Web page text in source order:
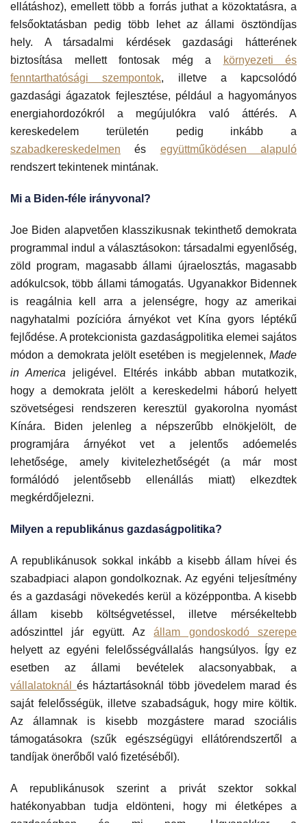
ellátáshoz), emellett több a forrás juthat a közoktatásra, a
felsőoktatásban pedig több lehet az állami ösztöndíjas
hely. A társadalmi kérdések gazdasági hátterének
biztosítása mellett fontosak még a
környezeti és
fenntarthatósági szempontok, illetve a kapcsolódó
gazdasági ágazatok fejlesztése, például a hagyományos
energiahordozókról a megújulókra való áttérés. A
kereskedelem területén pedig inkább a
szabadkereskedelmen és együttműködésen alapuló
rendszert tekintenek mintának.
Mi a Biden-féle irányvonal?
Joe Biden alapvetően klasszikusnak tekinthető demokrata
programmal indul a választásokon: társadalmi egyenlőség,
zöld program, magasabb állami újraelosztás, magasabb
adókulcsok, több állami támogatás. Ugyanakkor Bidennek
is reagálnia kell arra a jelenségre, hogy az amerikai
nagyhatalmi pozícióra árnyékot vet Kína gyors léptékű
fejlődése. A protekcionista gazdaságpolitika elemei sajátos
módon a demokrata jelölt esetében is megjelennek, Made
in America jeligével. Eltérés inkább abban mutatkozik,
hogy a demokrata jelölt a kereskedelmi háború helyett
szövetségesi rendszeren keresztül gyakorolna nyomást
Kínára. Biden jelenleg a népszerűbb elnökjelölt, de
programjára árnyékot vet a jelentős adóemelés
lehetősége, amely kivitelezhetőségét (a már most
formálódó jelentősebb ellenállás miatt) elkezdtek
megkérdőjelezni.
Milyen a republikánus gazdaságpolitika?
A republikánusok sokkal inkább a kisebb állam hívei és
szabadpiaci alapon gondolkoznak. Az egyéni teljesítmény
és a gazdasági növekedés kerül a középpontba. A kisebb
állam kisebb költségvetéssel, illetve mérsékeltebb
adószinttel jár együtt. Azállam gondoskodó szerepe
helyett az egyéni felelősségvállalás hangsúlyos. Így ez
esetben az állami bevételek alacsonyabbak, a
vállalatoknál és háztartásoknál több jövedelem marad és
saját felelősségük, illetve szabadságuk, hogy mire költik.
Az államnak is kisebb mozgástere marad szociális
támogatásokra (szűk egészségügyi ellátórendszertől a
tandíjak önerőből való fizetéséből).
A republikánusok szerint a privát szektor sokkal
hatékonyabban tudja eldönteni, hogy mi életképes a